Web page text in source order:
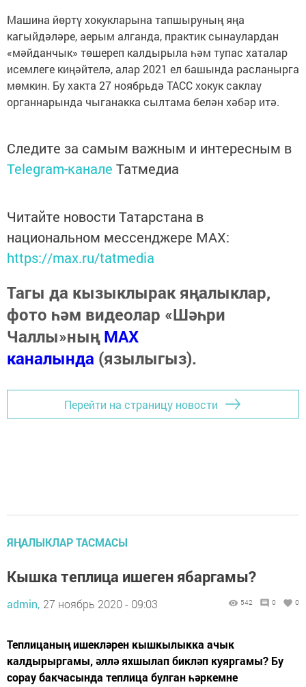
Машина йөртү хокукларына тапшыруның яңа
кагыйдәләре, аерым алганда, практик сынаулардан
«мәйданчык» төшереп калдырыла һәм тупас хаталар
исемлеге киңәйтелә, алар 2021 ел башында расланырга
мөмкин. Бу хакта 27 ноябрьдә ТАСС хокук саклау
органнарында чыганакка сылтама белән хәбәр итә.
Следите за самым важным и интересным в
Telegram-канале Татмедиа
Читайте новости Татарстана в
национальном мессенджере MАХ:
https://max.ru/tatmedia
Тагы да кызыклырак яңалыклар,
фото һәм видеолар «Шәһри
Чаллы»ныңMAX
каналында (язылыгыз).
Перейти на страницу новости
ЯҢАЛЫКЛАР ТАСМАСЫ
Кышка теплица ишеген ябаргамы?
admin, 27 ноябрь 2020 - 09:03 542 0 0
Теплицаның ишекләрен кышкылыкка ачык
калдырыргамы, әллә яхшылап бикләп куяргамы? Бу
сорау бакчасында теплица булган һәркемне